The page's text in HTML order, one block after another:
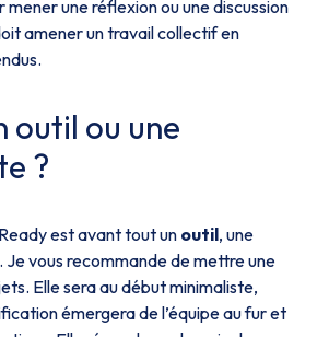
une réflexion ou une discussion
amener un travail collectif en
outil ou une
?
est avant tout un outil, une
. Je vous recommande de mettre une
Elle sera au début minimaliste,
émergera de l’équipe au fur et